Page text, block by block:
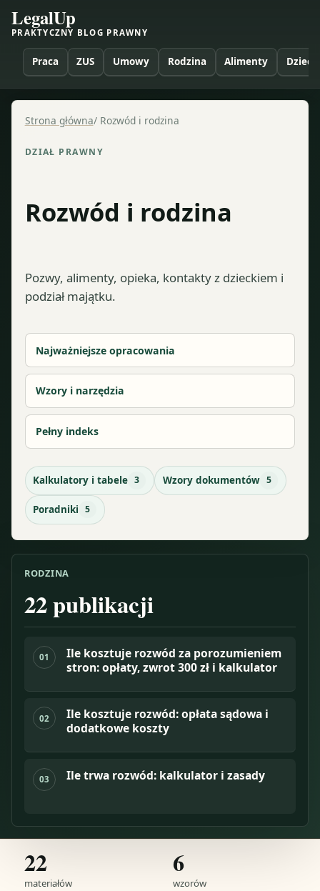
LegalUp
PRAKTYCZNY BLOG PRAWNY
Praca ZUS Umowy Rodzina Alimenty Dzieci
Strona główna/ Rozwód i rodzina
DZIAŁ PRAWNY
Rozwód i rodzina
Pozwy, alimenty, opieka, kontakty z dzieckiem i
podział majątku.
Najważniejsze opracowania
Wzory i narzędzia
Pełny indeks
Kalkulatory i tabele 3 Wzory dokumentów 5
Poradniki 5
RODZINA
22publikacji
01
Ile kosztuje rozwód za porozumieniem
stron: opłaty, zwrot 300 zł i kalkulator
02
Ile kosztuje rozwód: opłata sądowa i
dodatkowe koszty
03 Ile trwa rozwód: kalkulator i zasady
22
materiałów
6
wzorów